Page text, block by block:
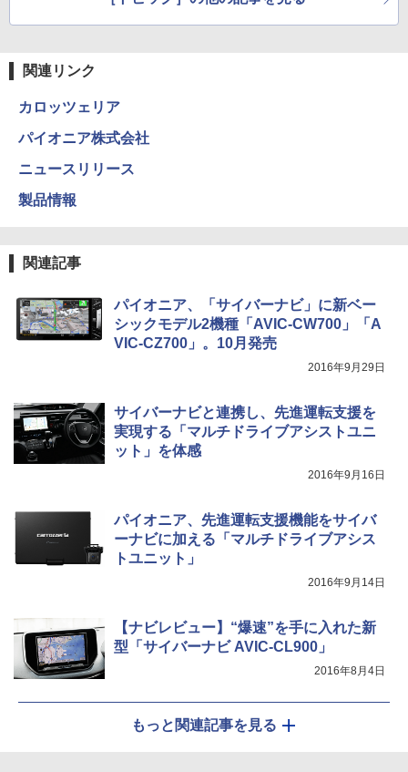
関連リンク
カロッツェリア
パイオニア株式会社
ニュースリリース
製品情報
関連記事
パイオニア、「サイバーナビ」に新ベー
シックモデル2機種「AVIC-CW700」「A
VIC-CZ700」。10月発売
2016年9月29日
サイバーナビと連携し、先進運転支援を
実現する「マルチドライブアシストユニ
ット」を体感
2016年9月16日
パイオニア、先進運転支援機能をサイバ
ーナビに加える「マルチドライブアシス
トユニット」
2016年9月14日
【ナビレビュー】“爆速”を手に入れた新
型「サイバーナビ AVIC-CL900」
2016年8月4日
もっと関連記事を見る